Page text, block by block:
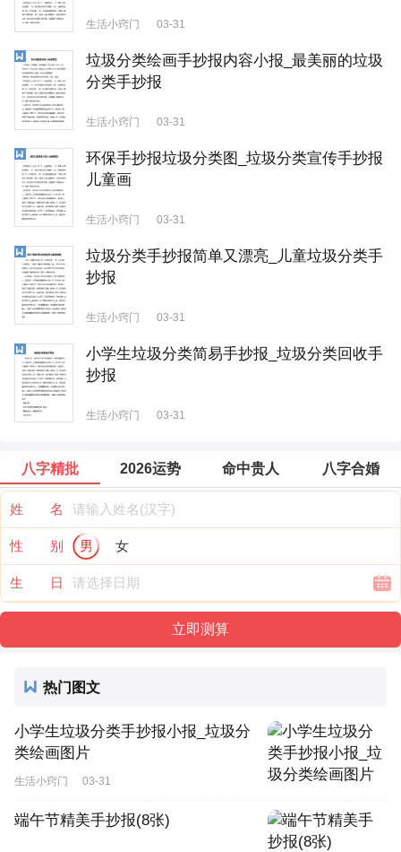
生活小窍门 03-31
垃圾分类绘画手抄报内容小报_最美丽的垃圾
分类手抄报
生活小窍门 03-31
环保手抄报垃圾分类图_垃圾分类宣传手抄报
儿童画
生活小窍门 03-31
垃圾分类手抄报简单又漂亮_儿童垃圾分类手
抄报
生活小窍门 03-31
小学生垃圾分类简易手抄报_垃圾分类回收手
抄报
生活小窍门 03-31
八字精批 2026运势 命中贵人 八字合婚
姓 名
性 别 男 女
生 日
热门图文
小学生垃圾分类手抄报小报_垃圾分
类绘画图片
生活小窍门 03-31
端午节精美手抄报(8张)